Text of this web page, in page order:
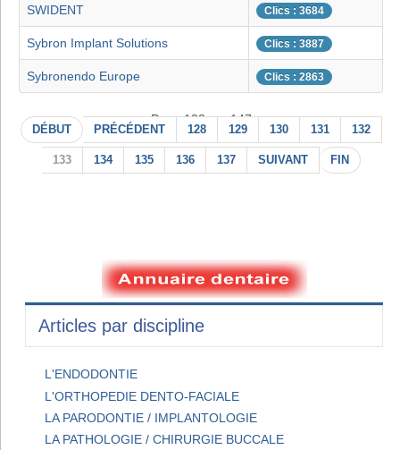
SWIDENT Clics : 3684
Sybron Implant Solutions Clics : 3887
Sybronendo Europe Clics : 2863
Page 133 sur 147
DÉBUT PRÉCÉDENT 128 129 130 131 132
133 134 135 136 137 SUIVANT FIN
Articles par discipline
L'ENDODONTIE
L'ORTHOPEDIE DENTO-FACIALE
LA PARODONTIE / IMPLANTOLOGIE
LA PATHOLOGIE / CHIRURGIE BUCCALE